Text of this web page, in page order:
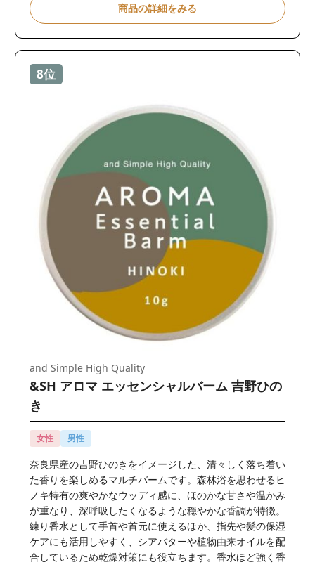
商品の詳細をみる
8位
and Simple High Quality
&SH アロマ エッセンシャルバーム 吉野ひの
き
女性 男性
奈良県産の吉野ひのきをイメージした、清々しく落ち着い
た香りを楽しめるマルチバームです。森林浴を思わせるヒ
ノキ特有の爽やかなウッディ感に、ほのかな甘さや温かみ
が重なり、深呼吸したくなるような穏やかな香調が特徴。
練り香水として手首や首元に使えるほか、指先や髪の保湿
ケアにも活用しやすく、シアバターや植物由来オイルを配
合しているため乾燥対策にも役立ちます。香水ほど強く香